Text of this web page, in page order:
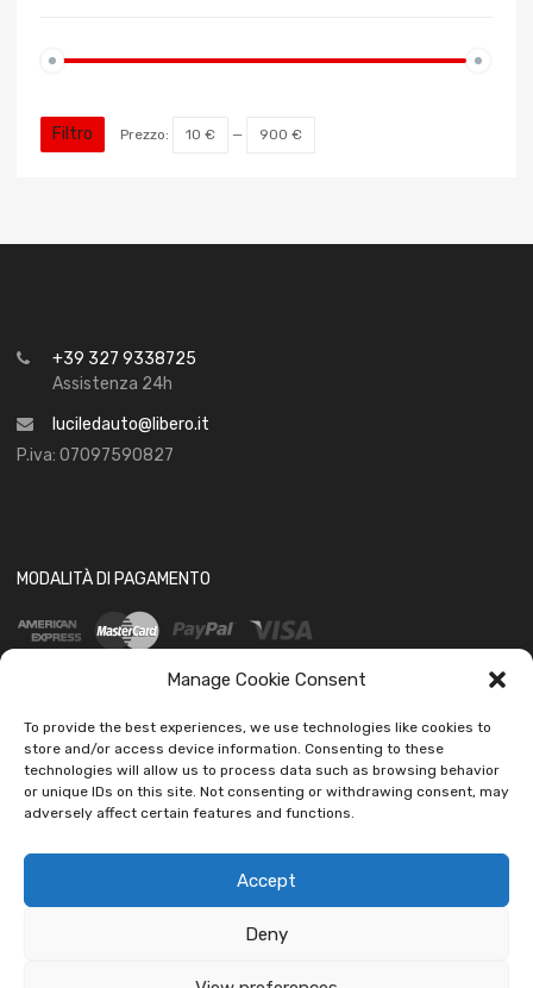
Manage Cookie Consent
To provide the best experiences, we use technologies like cookies to
store and/or access device information. Consenting to these
technologies will allow us to process data such as browsing behavior
or unique IDs on this site. Not consenting or withdrawing consent, may
adversely affect certain features and functions.
Accept
Deny
Filtro Prezzo: 10 € — 900 €
+39 327 9338725
Assistenza 24h
luciledauto@libero.it
P.iva: 07097590827
MODALITÀ DI PAGAMENTO
SOCIAL
Ledautoshop Auto Parts | Icons made by